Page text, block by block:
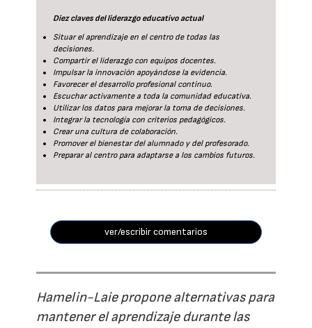
Diez claves del liderazgo educativo actual
Situar el aprendizaje en el centro de todas las
decisiones.
Compartir el liderazgo con equipos docentes.
Impulsar la innovación apoyándose la evidencia.
Favorecer el desarrollo profesional continuo.
Escuchar activamente a toda la comunidad educativa.
Utilizar los datos para mejorar la toma de decisiones.
Integrar la tecnología con criterios pedagógicos.
Crear una cultura de colaboración.
Promover el bienestar del alumnado y del profesorado.
Preparar al centro para adaptarse a los cambios futuros.
ver/escribir comentarios
Hamelin-Laie propone alternativas para
mantener el aprendizaje durante las